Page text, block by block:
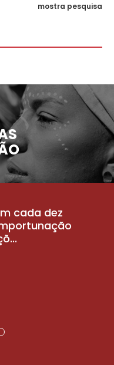
mostra pesquisa
cada dez